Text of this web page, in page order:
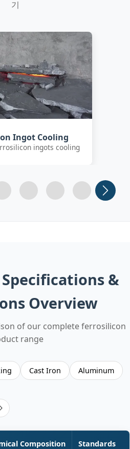
기
Quality Check
inspecting FeSi
inoculant
Slide 3 (current)
Slide 4 Slide 5 Slide 6
&
Overview
of our complete ferrosilicon
range
Cast Iron
Aluminum
Composition Standards